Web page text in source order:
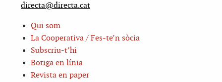
directa@directa.cat
Qui som
La Cooperativa / Fes-te’n sòcia
Subscriu-t’hi
Botiga en línia
Revista en paper